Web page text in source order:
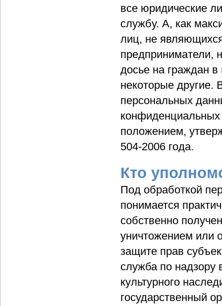
все юридические
службу. А, как
лиц, не
предприниматели,
досье на граждан
некоторые другие.
персональных
положением,
504-2006 года.
Кто
Под обработкой
понимается
собственно
уничтожением или
защите прав
служба по надзору
культурного
государственный